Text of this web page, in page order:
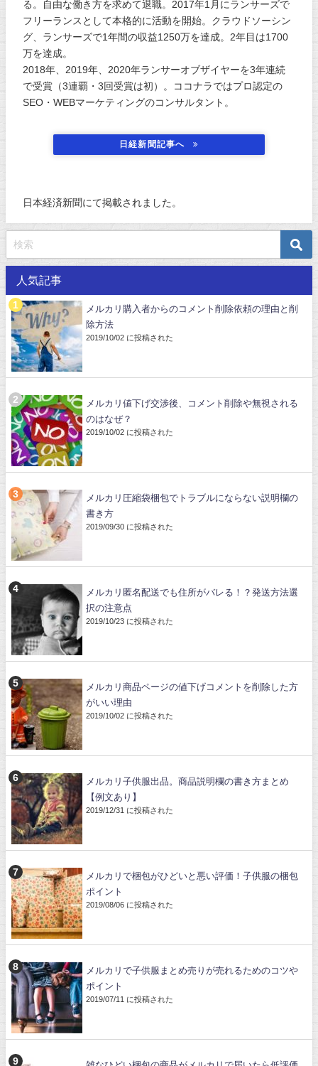
る。自由な働き方を求めて退職。2017年1月にランサーズで
フリーランスとして本格的に活動を開始。クラウドソーシン
グ、ランサーズで1年間の収益1250万を達成。2年目は1700
万を達成。
2018年、2019年、2020年ランサーオブザイヤーを3年連続
で受賞（3連覇・3回受賞は初）。ココナラではプロ認定の
SEO・WEBマーケティングのコンサルタント。
日経新聞記事へ
日本経済新聞にて掲載されました。
人気記事
メルカリ購入者からのコメント削除依頼の理由と削
除方法
2019/10/02 に投稿された
メルカリ値下げ交渉後、コメント削除や無視される
のはなぜ？
2019/10/02 に投稿された
メルカリ圧縮袋梱包でトラブルにならない説明欄の
書き方
2019/09/30 に投稿された
メルカリ匿名配送でも住所がバレる！？発送方法選
択の注意点
2019/10/23 に投稿された
メルカリ商品ページの値下げコメントを削除した方
がいい理由
2019/10/02 に投稿された
メルカリ子供服出品。商品説明欄の書き方まとめ
【例文あり】
2019/12/31 に投稿された
メルカリで梱包がひどいと悪い評価！子供服の梱包
ポイント
2019/08/06 に投稿された
メルカリで子供服まとめ売りが売れるためのコツや
ポイント
2019/07/11 に投稿された